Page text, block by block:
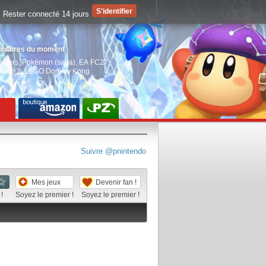
du moment
, Pokémon (saga) EA FC27,
2,LEGO Donkey Kong
Suivre @pnintendo
Mes jeux
Soyez le premier !
Devenir fan !
Soyez le premier !
Rester connecté 14 jours